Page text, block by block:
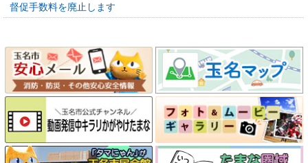
督促手数料を廃止します